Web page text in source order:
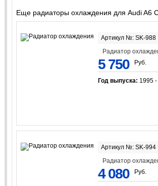
Еще радиаторы охлаждения для Audi A6
Артикул №: SK-988
Радиатор
5 750 Руб.
Год выпуска: 1995
Артикул №: SK-994
Радиатор
4 080 Руб.